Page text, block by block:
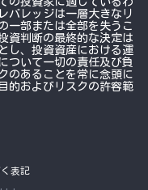
バレッジは一層大きなリ
一部または全部を失うこ
資判断の最終的な決定は
し、投資資産における運
ついて一切の責任及び負
のあることを常に念頭に
的およびリスクの許容範
表記